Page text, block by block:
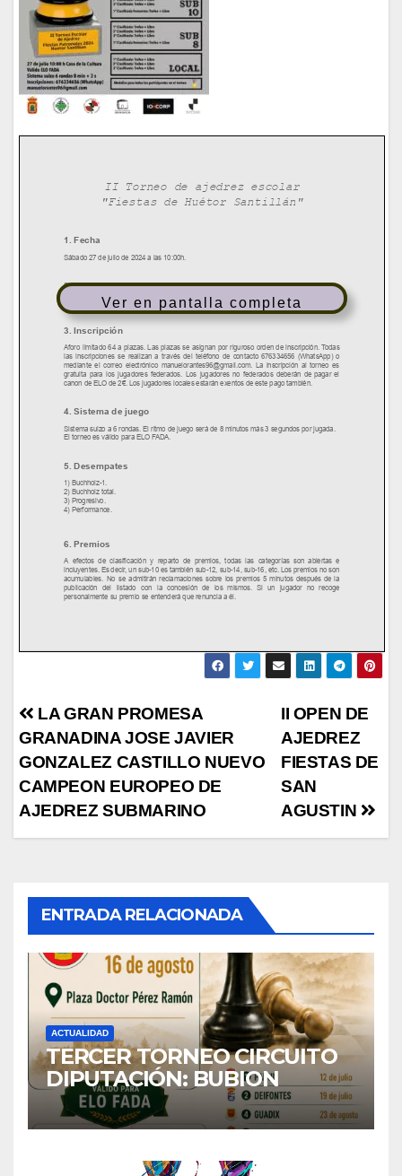
Ver en pantalla completa
Navegación
de
entradas
II OPEN DE
AJEDREZ
FIESTAS DE
SAN
AGUSTIN
LA GRAN PROMESA
GRANADINA JOSE JAVIER
GONZALEZ CASTILLO NUEVO
CAMPEON EUROPEO DE
AJEDREZ SUBMARINO
ENTRADA RELACIONADA
ACTUALIDAD
TERCER TORNEO CIRCUITO
DIPUTACIÓN: BUBION